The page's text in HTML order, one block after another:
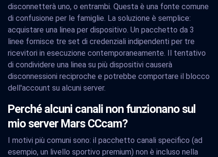
disconnetterà uno, o entrambi. Questa è una fonte comune
di confusione per le famiglie. La soluzione è semplice:
acquistare una linea per dispositivo. Un pacchetto da 3
linee fornisce tre set di credenziali indipendenti per tre
ricevitori in esecuzione contemporaneamente. Il tentativo
di condividere una linea su più dispositivi causerà
disconnessioni reciproche e potrebbe comportare il blocco
dell'account su alcuni server.
Perché alcuni canali non funzionano sul
mio server Mars CCcam?
I motivi più comuni sono: il pacchetto canali specifico (ad
esempio, un livello sportivo premium) non è incluso nella